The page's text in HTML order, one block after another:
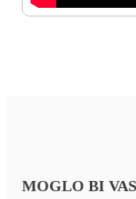
MOGLO BI